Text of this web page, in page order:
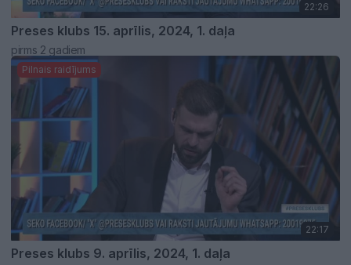
22:26
Preses klubs 15. aprīlis, 2024, 1. daļa
pirms 2 gadiem
Pilnais raidījums
22:17
Preses klubs 9. aprīlis, 2024, 1. daļa